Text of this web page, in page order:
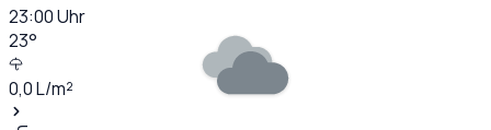
23:00Uhr
23°
0,0L/m²